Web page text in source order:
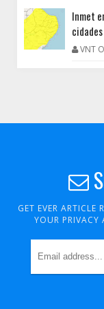
Inmet
VNT
GET EVER
YOUR PRIVACY